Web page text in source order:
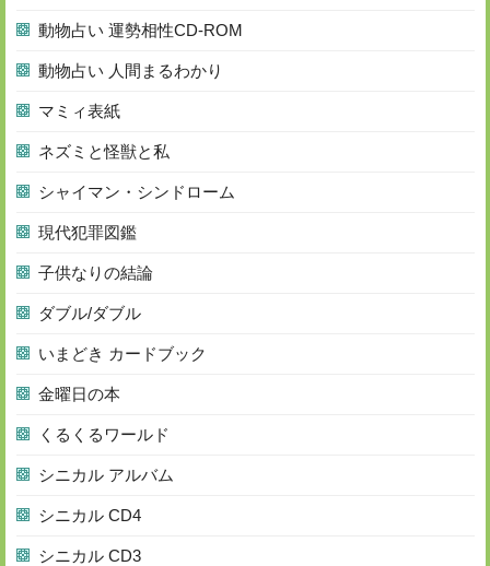
動物占い 運勢相性CD-ROM
動物占い 人間まるわかり
マミィ表紙
ネズミと怪獣と私
シャイマン・シンドローム
現代犯罪図鑑
子供なりの結論
ダブル/ダブル
いまどき カードブック
金曜日の本
くるくるワールド
シニカル アルバム
シニカル CD4
シニカル CD3